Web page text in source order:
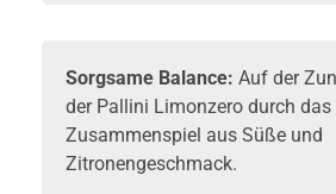
Sorgsame Balance: Auf der
der Pallini Limonzero durch
Zusammenspiel aus Süße und
Zitronengeschmack.